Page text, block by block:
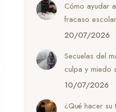
Cómo ayudar
fracaso escolar
20/07/2026
Secuelas del
culpa y miedo
10/07/2026
¿Qué hacer su